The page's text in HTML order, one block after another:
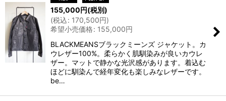
155,000円(税別)
(税込: 170,500円)
希望小売価格: 155,000円
BLACKMEANSブラックミーンズ ジャケット。カ
ウレザー100%。柔らかく肌馴染みが良いカウレ
ザー。マットで静かな光沢感があります。着込む
ほどに馴染んで経年変化も楽しみなレザーです。
be…